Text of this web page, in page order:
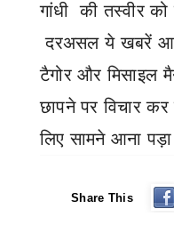
गांधी की तस्वीर
दरअसल ये खबरें आ
टैगोर और मिसाइल
छापने पर विचार
लिए सामने आना पड़ा
Share This